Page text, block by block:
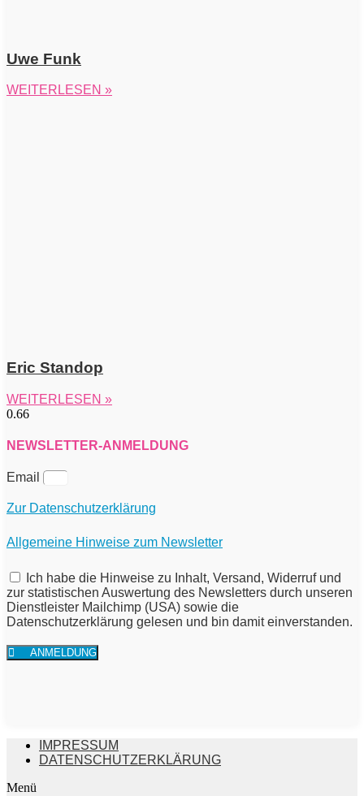
Uwe Funk
WEITERLESEN »
Eric Standop
WEITERLESEN »
NEWSLETTER-ANMELDUNG
Email
Zur Datenschutzerklärung
Allgemeine Hinweise zum Newsletter
Ich habe die Hinweise zu Inhalt, Versand, Widerruf und
zur statistischen Auswertung des Newsletters durch unseren
Dienstleister Mailchimp (USA) sowie die
Datenschutzerklärung gelesen und bin damit einverstanden.
ANMELDUNG
IMPRESSUM
DATENSCHUTZERKLÄRUNG
Menü